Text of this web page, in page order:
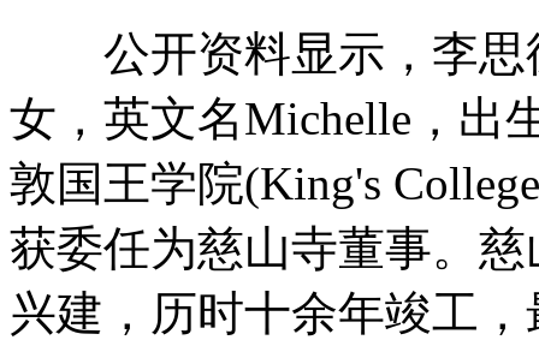
公开资料显示，李思
女，英文名Michelle，出
敦国王学院(King's
获委任为慈山寺董事。
兴建，历时十余年竣工